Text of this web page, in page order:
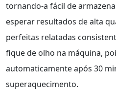
tornando-a fácil de
esperar resultados de alta
perfeitas relatadas
fique de olho na máquina,
automaticamente após 30
superaquecimento.